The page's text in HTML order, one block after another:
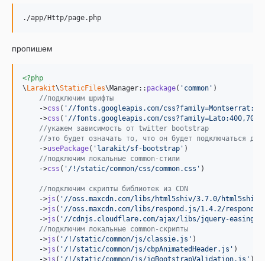
пропишем
<?php
\ Larakit\StaticFiles\Manager:: package( ' common ' )
//подключим шрифты
    ->
css ( ' //fonts.googleapis.com/
    ->
css ( ' //fonts.googleapis.com/
//укажем зависимость от twitter bootstrap
//это будет означать то, что он будет подключаться до
    ->
usePackage( ' larakit/sf-bootstrap ' )
//подключим локальные common-стили
    ->
css ( ' /!/static/common/css/common.css ' )
//подключим скрипты библиотек из CDN
    ->
js ( ' //oss.maxcdn.com/libs/html5shiv/3.7.0/
    ->
js ( ' //oss.maxcdn.com/libs/respond.js/1.4.2/
    ->
js ( ' //cdnjs.cloudflare.com/ajax/libs/jquery-easing/
//подключим локальные common-скрипты
    ->
js ( ' /!/static/common/js/classie.js ' )
    ->
js ( ' /!/static/common/js/cbpAnimatedHeader.js ' )
    ->
js ( ' /!/static/common/js/jqBootstrapValidation.js ' );